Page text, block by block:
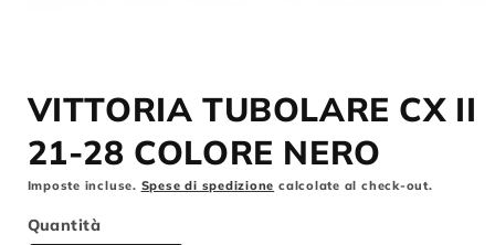
multimediali
1
finestra
modale
VITTORIA TUBOLARE CX II
21-28 COLORE NERO
Imposte incluse. Spese di spedizione calcolate al check-out.
Quantità